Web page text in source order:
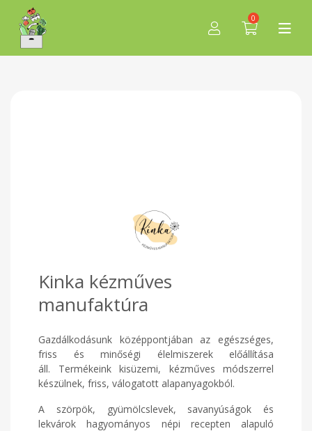
0
Kinka kézműves
manufaktúra
Gazdálkodásunk középpontjában az egészséges,
friss és minőségi élelmiszerek előállítása
áll. Termékeink kisüzemi, kézműves módszerrel
készülnek, friss, válogatott alapanyagokból.
A szörpök, gyümölcslevek, savanyúságok és
lekvárok hagyományos népi recepten alapuló